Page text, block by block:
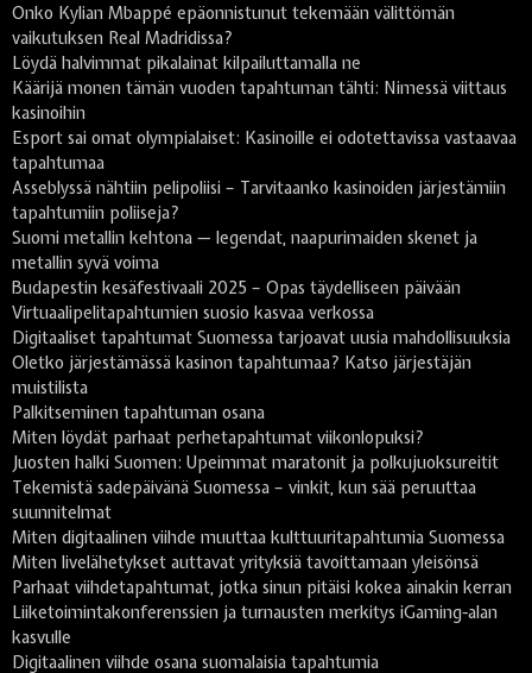
Onko Kylian Mbappé epäonnistunut tekemään välittömän
vaikutuksen Real Madridissa?
Löydä halvimmat pikalainat kilpailuttamalla ne
Käärijä monen tämän vuoden tapahtuman tähti: Nimessä viittaus
kasinoihin
Esport sai omat olympialaiset: Kasinoille ei odotettavissa vastaavaa
tapahtumaa
Asseblyssä nähtiin pelipoliisi – Tarvitaanko kasinoiden järjestämiin
tapahtumiin poliiseja?
Suomi metallin kehtona — legendat, naapurimaiden skenet ja
metallin syvä voima
Budapestin kesäfestivaali 2025 – Opas täydelliseen päivään
Virtuaalipelitapahtumien suosio kasvaa verkossa
Digitaaliset tapahtumat Suomessa tarjoavat uusia mahdollisuuksia
Oletko järjestämässä kasinon tapahtumaa? Katso järjestäjän
muistilista
Palkitseminen tapahtuman osana
Miten löydät parhaat perhetapahtumat viikonlopuksi?
Juosten halki Suomen: Upeimmat maratonit ja polkujuoksureitit
Tekemistä sadepäivänä Suomessa – vinkit, kun sää peruuttaa
suunnitelmat
Miten digitaalinen viihde muuttaa kulttuuritapahtumia Suomessa
Miten livelähetykset auttavat yrityksiä tavoittamaan yleisönsä
Parhaat viihdetapahtumat, jotka sinun pitäisi kokea ainakin kerran
Liiketoimintakonferenssien ja turnausten merkitys iGaming-alan
kasvulle
Digitaalinen viihde osana suomalaisia tapahtumia